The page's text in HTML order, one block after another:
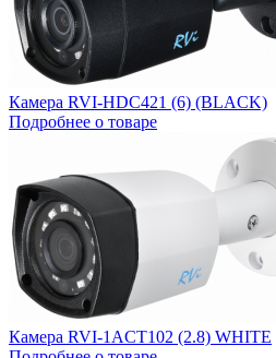
Камера RVI-HDC421 (6) (BLACK)
Подробнее о товаре
Камера RVI-1ACT102 (2.8) WHITE